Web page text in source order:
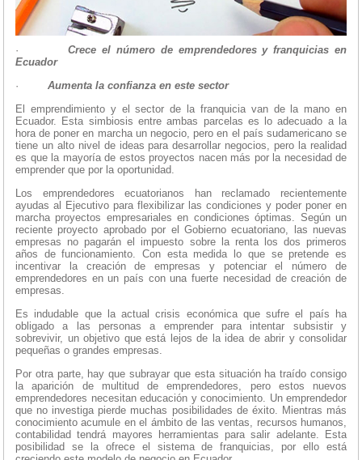
·Crece el número de emprendedores y franquicias en
Ecuador
· Aumenta la confianza en este sector
El emprendimiento y el sector de la franquicia van de la mano en
Ecuador. Esta simbiosis entre ambas parcelas es lo adecuado a la
hora de poner en marcha un negocio, pero en el país sudamericano se
tiene un alto nivel de ideas para desarrollar negocios, pero la realidad
es que la mayoría de estos proyectos nacen más por la necesidad de
emprender que por la oportunidad.
Los emprendedores ecuatorianos han reclamado recientemente
ayudas al Ejecutivo para flexibilizar las condiciones y poder poner en
marcha proyectos empresariales en condiciones óptimas. Según un
reciente proyecto aprobado por el Gobierno ecuatoriano, las nuevas
empresas no pagarán el impuesto sobre la renta los dos primeros
años de funcionamiento. Con esta medida lo que se pretende es
incentivar la creación de empresas y potenciar el número de
emprendedores en un país con una fuerte necesidad de creación de
empresas.
Es indudable que la actual crisis económica que sufre el país ha
obligado a las personas a emprender para intentar subsistir y
sobrevivir, un objetivo que está lejos de la idea de abrir y consolidar
pequeñas o grandes empresas.
Por otra parte, hay que subrayar que esta situación ha traído consigo
la aparición de multitud de emprendedores, pero estos nuevos
emprendedores necesitan educación y conocimiento. Un emprendedor
que no investiga pierde muchas posibilidades de éxito. Mientras más
conocimiento acumule en el ámbito de las ventas, recursos humanos,
contabilidad tendrá mayores herramientas para salir adelante. Esta
posibilidad se la ofrece el sistema de franquicias, por ello está